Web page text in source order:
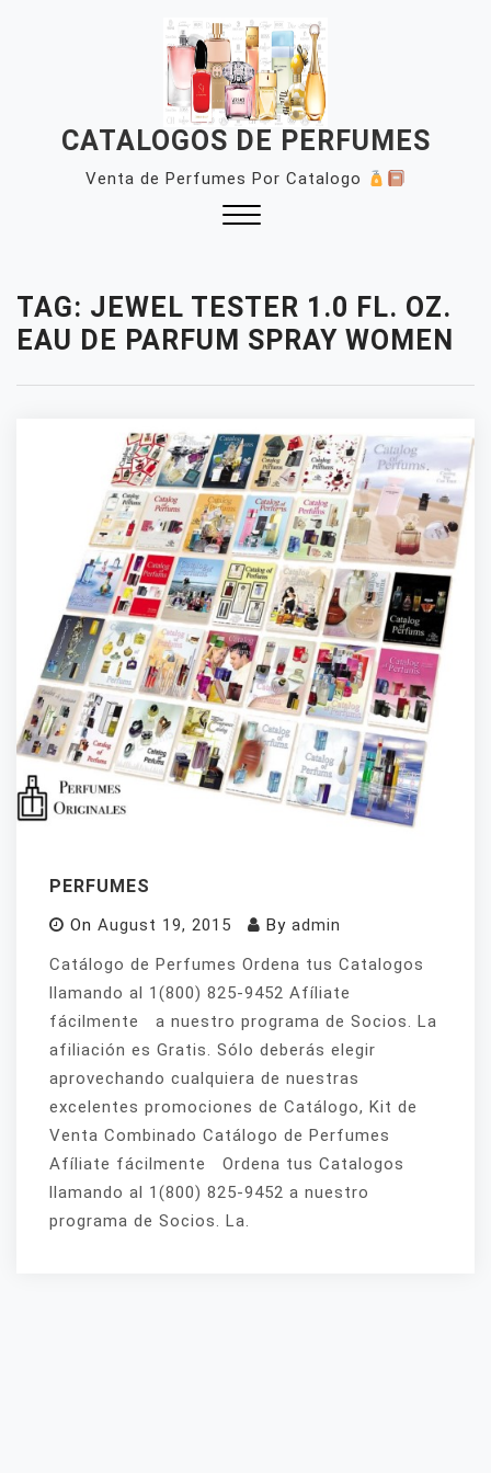
CATALOGOS DE PERFUMES
Venta de Perfumes Por Catalogo
TAG: JEWEL TESTER 1.0 FL. OZ.
EAU DE PARFUM SPRAY WOMEN
PERFUMES
On August 19, 2015 By admin
Catálogo de Perfumes Ordena tus Catalogos
llamando al 1(800) 825-9452 Afíliate
fácilmente a nuestro programa de Socios. La
afiliación es Gratis. Sólo deberás elegir
aprovechando cualquiera de nuestras
excelentes promociones de Catálogo, Kit de
Venta Combinado Catálogo de Perfumes
Afíliate fácilmente Ordena tus Catalogos
llamando al 1(800) 825-9452 a nuestro
programa de Socios. La.